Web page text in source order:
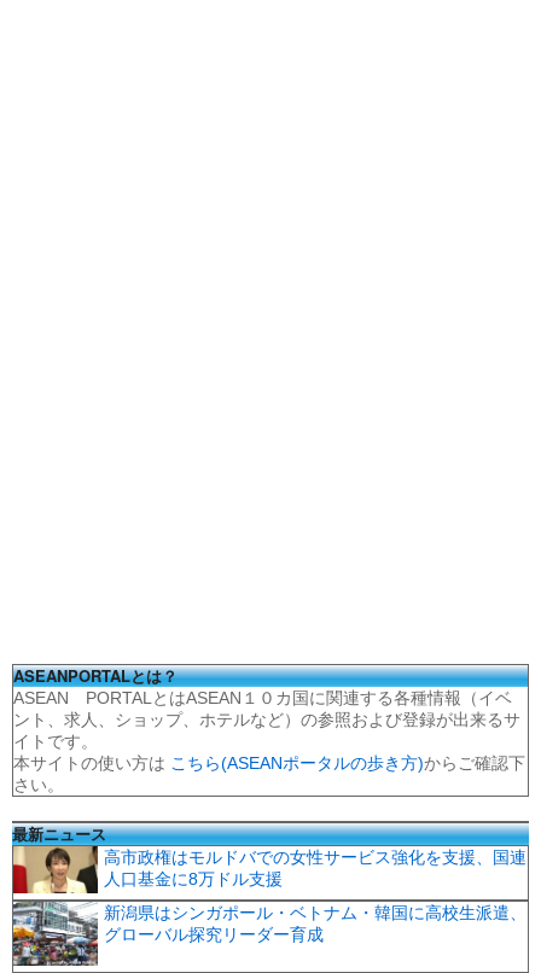
ASEANPORTALとは？
ASEAN PORTALとはASEAN１０カ国に関連する各種情報（イベ
ント、求人、ショップ、ホテルなど）の参照および登録が出来るサ
イトです。
本サイトの使い方は こちら(ASEANポータルの歩き方)からご確認下
さい。
最新ニュース
高市政権はモルドバでの女性サービス強化を支援、国連
人口基金に8万ドル支援
新潟県はシンガポール・ベトナム・韓国に高校生派遣、
グローバル探究リーダー育成